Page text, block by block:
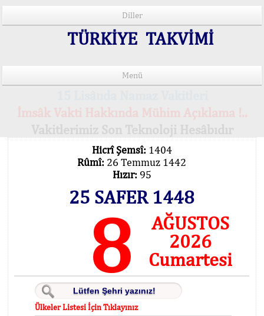
Diller
TÜRKİYE TAKVİMİ
Menü
Hicrî Şemsî: 1404
Rûmî: 26 Temmuz 1442
Hızır: 95
25 SAFER 1448
8
AĞUSTOS
2026
Cumartesi
Ülkeler Listesi İçin Tıklayınız